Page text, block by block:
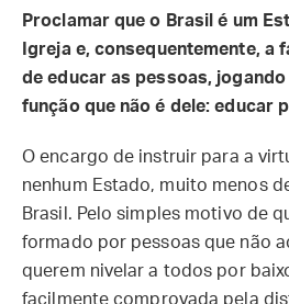
Proclamar que o Brasil é um
Igreja e, consequentemente, a
de educar as pessoas,
função que não é dele: educar
O encargo de instruir para a
nenhum Estado, muito menos
Brasil. Pelo simples motivo de
formado por pessoas que não
querem nivelar a todos por
facilmente comprovada pela